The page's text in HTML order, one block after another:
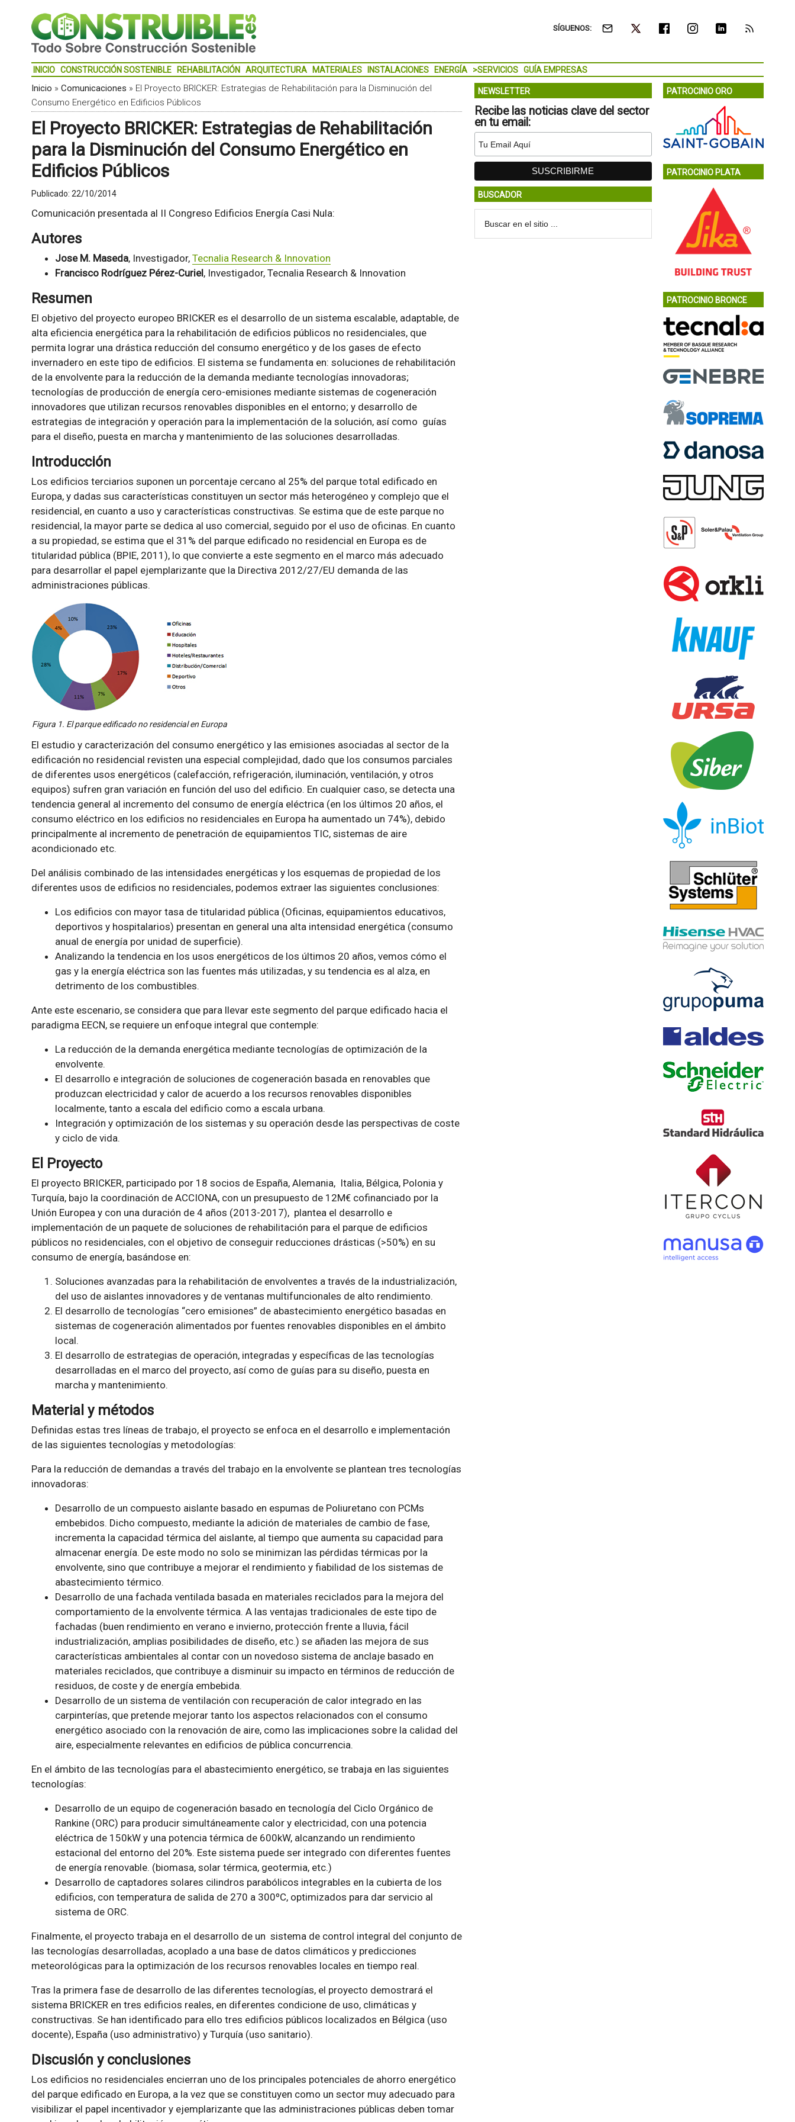
SÍGUENOS:
INICIO CONSTRUCCIÓN SOSTENIBLE REHABILITACIÓN ARQUITECTURA MATERIALES INSTALACIONES ENERGÍA >SERVICIOS GUÍA EMPRESAS
Inicio » Comunicaciones » El Proyecto BRICKER: Estrategias de Rehabilitación para la Disminución del
Consumo Energético en Edificios Públicos
El Proyecto BRICKER: Estrategias de Rehabilitación
para la Disminución del Consumo Energético en
Edificios Públicos
Publicado: 22/10/2014
Comunicación presentada al II Congreso Edificios Energía Casi Nula:
Autores
Jose M. Maseda, Investigador, Tecnalia Research & Innovation
Francisco Rodríguez Pérez-Curiel, Investigador, Tecnalia Research & Innovation
Resumen
El objetivo del proyecto europeo BRICKER es el desarrollo de un sistema escalable, adaptable, de
alta eficiencia energética para la rehabilitación de edificios públicos no residenciales, que
permita lograr una drástica reducción del consumo energético y de los gases de efecto
invernadero en este tipo de edificios. El sistema se fundamenta en: soluciones de rehabilitación
de la envolvente para la reducción de la demanda mediante tecnologías innovadoras;
tecnologías de producción de energía cero-emisiones mediante sistemas de cogeneración
innovadores que utilizan recursos renovables disponibles en el entorno; y desarrollo de
estrategias de integración y operación para la implementación de la solución, así como guías
para el diseño, puesta en marcha y mantenimiento de las soluciones desarrolladas.
Introducción
Los edificios terciarios suponen un porcentaje cercano al 25% del parque total edificado en
Europa, y dadas sus características constituyen un sector más heterogéneo y complejo que el
residencial, en cuanto a uso y características constructivas. Se estima que de este parque no
residencial, la mayor parte se dedica al uso comercial, seguido por el uso de oficinas. En cuanto
a su propiedad, se estima que el 31% del parque edificado no residencial en Europa es de
titularidad pública (BPIE, 2011), lo que convierte a este segmento en el marco más adecuado
para desarrollar el papel ejemplarizante que la Directiva 2012/27/EU demanda de las
administraciones públicas.
Figura 1. El parque edificado no residencial en Europa
El estudio y caracterización del consumo energético y las emisiones asociadas al sector de la
edificación no residencial revisten una especial complejidad, dado que los consumos parciales
de diferentes usos energéticos (calefacción, refrigeración, iluminación, ventilación, y otros
equipos) sufren gran variación en función del uso del edificio. En cualquier caso, se detecta una
tendencia general al incremento del consumo de energía eléctrica (en los últimos 20 años, el
consumo eléctrico en los edificios no residenciales en Europa ha aumentado un 74%), debido
principalmente al incremento de penetración de equipamientos TIC, sistemas de aire
acondicionado etc.
Del análisis combinado de las intensidades energéticas y los esquemas de propiedad de los
diferentes usos de edificios no residenciales, podemos extraer las siguientes conclusiones:
Los edificios con mayor tasa de titularidad pública (Oficinas, equipamientos educativos,
deportivos y hospitalarios) presentan en general una alta intensidad energética (consumo
anual de energía por unidad de superficie).
Analizando la tendencia en los usos energéticos de los últimos 20 años, vemos cómo el
gas y la energía eléctrica son las fuentes más utilizadas, y su tendencia es al alza, en
detrimento de los combustibles.
Ante este escenario, se considera que para llevar este segmento del parque edificado hacia el
paradigma EECN, se requiere un enfoque integral que contemple:
La reducción de la demanda energética mediante tecnologías de optimización de la
envolvente.
El desarrollo e integración de soluciones de cogeneración basada en renovables que
produzcan electricidad y calor de acuerdo a los recursos renovables disponibles
localmente, tanto a escala del edificio como a escala urbana.
Integración y optimización de los sistemas y su operación desde las perspectivas de coste
y ciclo de vida.
El Proyecto
El proyecto BRICKER, participado por 18 socios de España, Alemania, Italia, Bélgica, Polonia y
Turquía, bajo la coordinación de ACCIONA, con un presupuesto de 12M€ cofinanciado por la
Unión Europea y con una duración de 4 años (2013-2017), plantea el desarrollo e
implementación de un paquete de soluciones de rehabilitación para el parque de edificios
públicos no residenciales, con el objetivo de conseguir reducciones drásticas (>50%) en su
consumo de energía, basándose en:
Soluciones avanzadas para la rehabilitación de envolventes a través de la industrialización,
del uso de aislantes innovadores y de ventanas multifuncionales de alto rendimiento.
El desarrollo de tecnologías “cero emisiones” de abastecimiento energético basadas en
sistemas de cogeneración alimentados por fuentes renovables disponibles en el ámbito
local.
El desarrollo de estrategias de operación, integradas y específicas de las tecnologías
desarrolladas en el marco del proyecto, así como de guías para su diseño, puesta en
marcha y mantenimiento.
Material y métodos
Definidas estas tres líneas de trabajo, el proyecto se enfoca en el desarrollo e implementación
de las siguientes tecnologías y metodologías:
Para la reducción de demandas a través del trabajo en la envolvente se plantean tres tecnologías
innovadoras:
Desarrollo de un compuesto aislante basado en espumas de Poliuretano con PCMs
embebidos. Dicho compuesto, mediante la adición de materiales de cambio de fase,
incrementa la capacidad térmica del aislante, al tiempo que aumenta su capacidad para
almacenar energía. De este modo no solo se minimizan las pérdidas térmicas por la
envolvente, sino que contribuye a mejorar el rendimiento y fiabilidad de los sistemas de
abastecimiento térmico.
Desarrollo de una fachada ventilada basada en materiales reciclados para la mejora del
comportamiento de la envolvente térmica. A las ventajas tradicionales de este tipo de
fachadas (buen rendimiento en verano e invierno, protección frente a lluvia, fácil
industrialización, amplias posibilidades de diseño, etc.) se añaden las mejora de sus
características ambientales al contar con un novedoso sistema de anclaje basado en
materiales reciclados, que contribuye a disminuir su impacto en términos de reducción de
residuos, de coste y de energía embebida.
Desarrollo de un sistema de ventilación con recuperación de calor integrado en las
carpinterías, que pretende mejorar tanto los aspectos relacionados con el consumo
energético asociado con la renovación de aire, como las implicaciones sobre la calidad del
aire, especialmente relevantes en edificios de pública concurrencia.
En el ámbito de las tecnologías para el abastecimiento energético, se trabaja en las siguientes
tecnologías:
Desarrollo de un equipo de cogeneración basado en tecnología del Ciclo Orgánico de
Rankine (ORC) para producir simultáneamente calor y electricidad, con una potencia
eléctrica de 150kW y una potencia térmica de 600kW, alcanzando un rendimiento
estacional del entorno del 20%. Este sistema puede ser integrado con diferentes fuentes
de energía renovable. (biomasa, solar térmica, geotermia, etc.)
Desarrollo de captadores solares cilindros parabólicos integrables en la cubierta de los
edificios, con temperatura de salida de 270 a 300ºC, optimizados para dar servicio al
sistema de ORC.
Finalmente, el proyecto trabaja en el desarrollo de un sistema de control integral del conjunto de
las tecnologías desarrolladas, acoplado a una base de datos climáticos y predicciones
meteorológicas para la optimización de los recursos renovables locales en tiempo real.
Tras la primera fase de desarrollo de las diferentes tecnologías, el proyecto demostrará el
sistema BRICKER en tres edificios reales, en diferentes condicione de uso, climáticas y
constructivas. Se han identificado para ello tres edificios públicos localizados en Bélgica (uso
docente), España (uso administrativo) y Turquía (uso sanitario).
Discusión y conclusiones
Los edificios no residenciales encierran uno de los principales potenciales de ahorro energético
del parque edificado en Europa, a la vez que se constituyen como un sector muy adecuado para
visibilizar el papel incentivador y ejemplarizante que las administraciones públicas deben tomar
NEWSLETTER
Recibe las noticias clave del sector
en tu email:
BUSCADOR
PATROCINIO ORO
PATROCINIO PLATA
PATROCINIO BRONCE